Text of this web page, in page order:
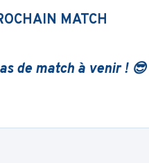
MATCH
de match à venir ! 😎